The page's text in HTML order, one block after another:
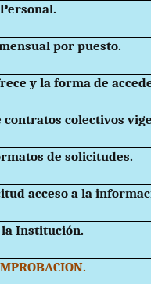
por puesto.
y la forma de
contratos colectivos
de solicitudes.
acceso a la
Institución.